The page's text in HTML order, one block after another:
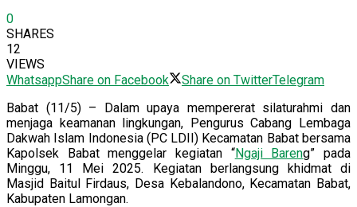
0
SHARES
12
VIEWS
WhatsappShare on Facebook Share on TwitterTelegram
Babat (11/5) – Dalam upaya mempererat silaturahmi dan
menjaga keamanan lingkungan, Pengurus Cabang Lembaga
Dakwah Islam Indonesia (PC LDII) Kecamatan Babat bersama
Kapolsek Babat menggelar kegiatan “Ngaji Bareng” pada
Minggu, 11 Mei 2025. Kegiatan berlangsung khidmat di
Masjid Baitul Firdaus, Desa Kebalandono, Kecamatan Babat,
Kabupaten Lamongan.